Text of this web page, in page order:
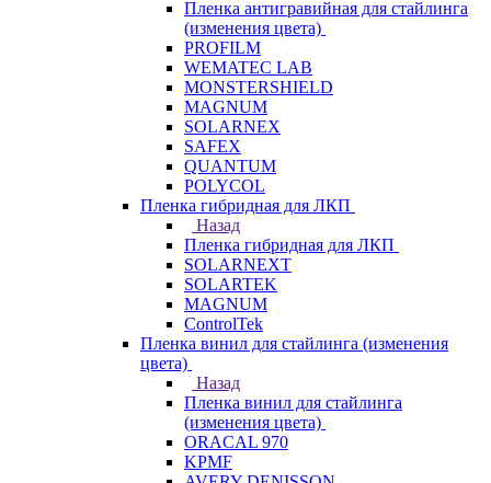
Пленка антигравийная для стайлинга
(изменения цвета)
PROFILM
WEMATEC LAB
MONSTERSHIELD
MAGNUM
SOLARNEX
SAFEX
QUANTUM
POLYCOL
Пленка гибридная для ЛКП
Назад
Пленка гибридная для ЛКП
SOLARNEXT
SOLARTEK
MAGNUM
ControlTek
Пленка винил для стайлинга (изменения
цвета)
Назад
Пленка винил для стайлинга
(изменения цвета)
ORACAL 970
KPMF